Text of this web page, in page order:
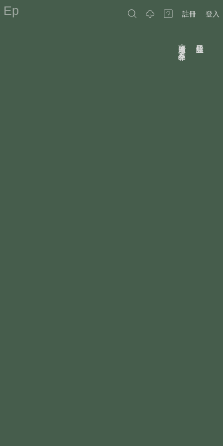
Ep 註冊 登入
原因可能是：作品不存在